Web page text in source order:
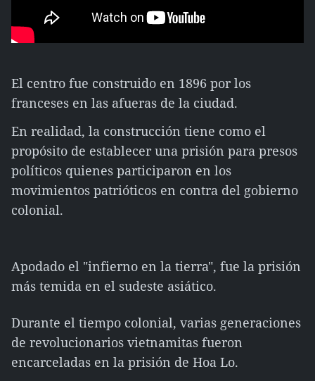
El centro fue construido en 1896 por los
franceses en las afueras de la ciudad.
En realidad, la construcción tiene como el
propósito de establecer una prisión para presos
políticos quienes participaron en los
movimientos patrióticos en contra del gobierno
colonial.
Apodado el "infierno en la tierra", fue la prisión
más temida en el sudeste asiático.
Durante el tiempo colonial, varias generaciones
de revolucionarios vietnamitas fueron
encarceladas en la prisión de Hoa Lo.